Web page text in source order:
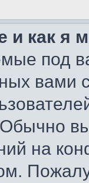
и как я
под
на